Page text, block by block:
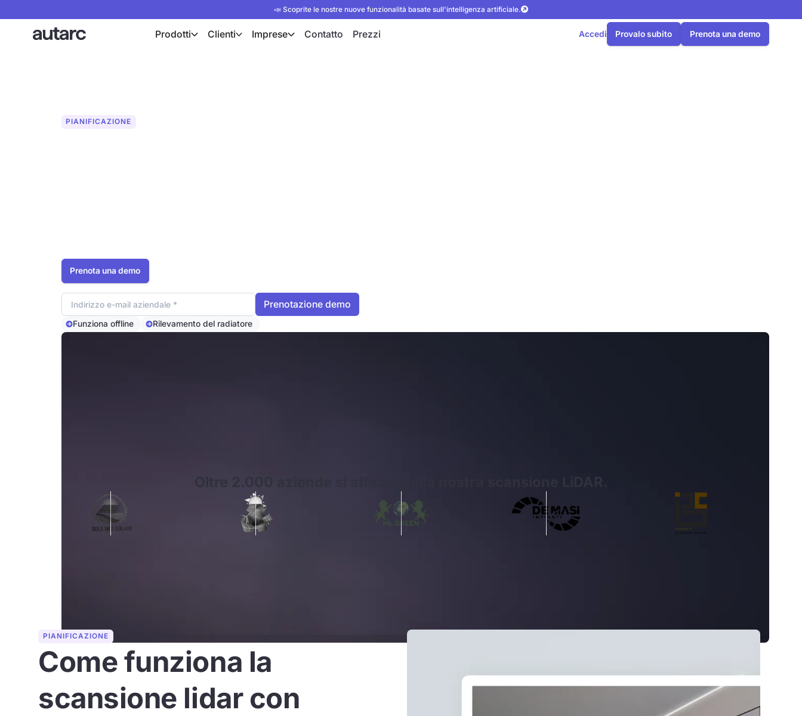
📣 Scoprite le nostre nuove funzionalità basate sull'intelligenza artificiale.
Prodotti Clienti Imprese Contatto Prezzi Accedi Provalo subito Prenota una demo
PIANIFICAZIONE
Prenota una demo
Funziona offline Rilevamento del radiatore
PIANIFICAZIONE
Come funziona la
scansione lidar con